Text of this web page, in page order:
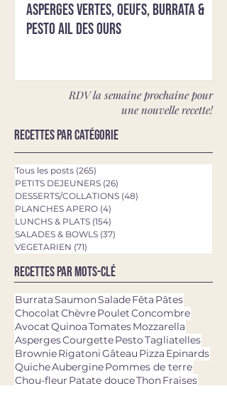
Asperges vertes, oeufs, burrata &
pesto ail des ours
RDV la semaine prochaine pour
une nouvelle recette!
Recettes par catégorie
Tous les posts (265)
PETITS DEJEUNERS (26)
DESSERTS/COLLATIONS (48)
PLANCHES APERO (4)
LUNCHS & PLATS (154)
SALADES & BOWLS (37)
VEGETARIEN (71)
Recettes par mots-clé
BurrataSaumonSaladeFêta Pâtes
ChocolatChèvrePouletConcombre
AvocatQuinoaTomatesMozzarella
AspergesCourgettePestoTagliatelles
BrownieRigatoniGâteau Pizza Epinards
QuicheAuberginePommes de terre
Chou-fleur Patate douceThonFraises